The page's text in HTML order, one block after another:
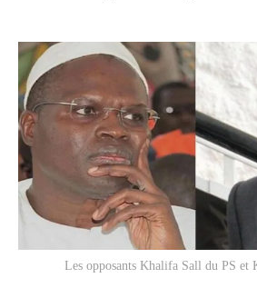
Les opposants Khalifa Sall du PS et